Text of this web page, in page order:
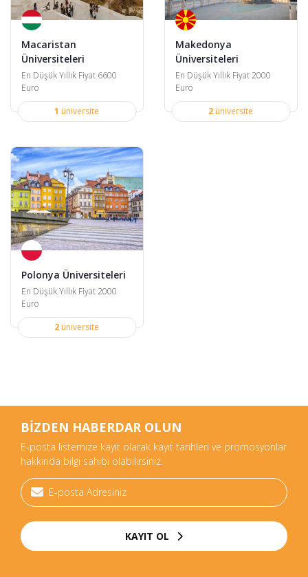
Macaristan
Üniversiteleri
En Düşük Yıllık Fiyat 6600
Euro
1 üniversite
Makedonya
Üniversiteleri
En Düşük Yıllık Fiyat 2000
Euro
2 üniversite
Polonya Üniversiteleri
En Düşük Yıllık Fiyat 2000
Euro
2 üniversite
BİZDEN HABERDAR OLUN
E-posta listemize kayıt olarak kayıt tarihleri ve promosyonlar
hakkında bilgi sahibi olabilirsiniz.
KAYIT OL